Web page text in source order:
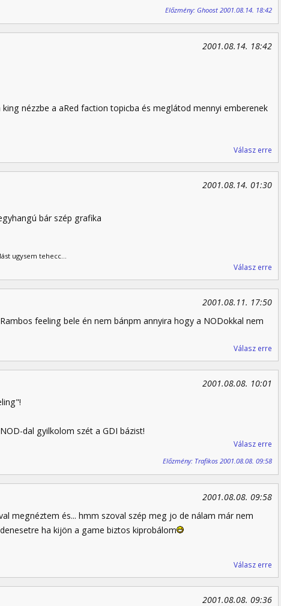
Előzmény: Ghoost 2001.08.14. 18:42
2001.08.14. 18:42
nézzbe a aRed faction topicba és meglátod mennyi emberenek
Válasz erre
2001.08.14. 01:30
bár szép grafika
ugysem tehecc...
Válasz erre
2001.08.11. 17:50
feeling bele én nem bánpm annyira hogy a NODokkal nem
Válasz erre
2001.08.08. 10:01
dal gyilkolom szét a GDI bázist!
Válasz erre
Előzmény: Trafikos 2001.08.08. 09:58
2001.08.08. 09:58
megnéztem és... hmm szoval szép meg jo de nálam már nem
ha kijön a game biztos kiprobálom
Válasz erre
2001.08.08. 09:36